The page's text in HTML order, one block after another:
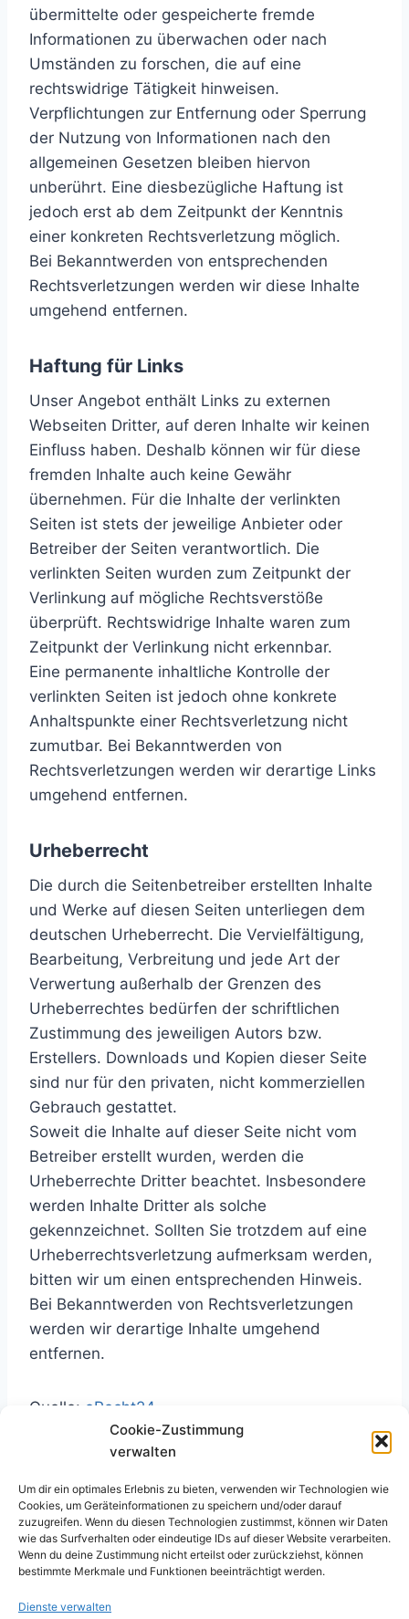
Cookie-Zustimmung
verwalten
Um dir ein optimales Erlebnis zu bieten, verwenden wir Technologien wie
Cookies, um Geräteinformationen zu speichern und/oder darauf
zuzugreifen. Wenn du diesen Technologien zustimmst, können wir Daten
wie das Surfverhalten oder eindeutige IDs auf dieser Website verarbeiten.
Wenn du deine Zustimmung nicht erteilst oder zurückziehst, können
bestimmte Merkmale und Funktionen beeinträchtigt werden.
Dienste verwalten
übermittelte oder gespeicherte fremde
Informationen zu überwachen oder nach
Umständen zu forschen, die auf eine
rechtswidrige Tätigkeit hinweisen.
Verpflichtungen zur Entfernung oder Sperrung
der Nutzung von Informationen nach den
allgemeinen Gesetzen bleiben hiervon
unberührt. Eine diesbezügliche Haftung ist
jedoch erst ab dem Zeitpunkt der Kenntnis
einer konkreten Rechtsverletzung möglich.
Bei Bekanntwerden von entsprechenden
Rechtsverletzungen werden wir diese Inhalte
umgehend entfernen.
Haftung für Links
Unser Angebot enthält Links zu externen
Webseiten Dritter, auf deren Inhalte wir keinen
Einfluss haben. Deshalb können wir für diese
fremden Inhalte auch keine Gewähr
übernehmen. Für die Inhalte der verlinkten
Seiten ist stets der jeweilige Anbieter oder
Betreiber der Seiten verantwortlich. Die
verlinkten Seiten wurden zum Zeitpunkt der
Verlinkung auf mögliche Rechtsverstöße
überprüft. Rechtswidrige Inhalte waren zum
Zeitpunkt der Verlinkung nicht erkennbar.
Eine permanente inhaltliche Kontrolle der
verlinkten Seiten ist jedoch ohne konkrete
Anhaltspunkte einer Rechtsverletzung nicht
zumutbar. Bei Bekanntwerden von
Rechtsverletzungen werden wir derartige Links
umgehend entfernen.
Urheberrecht
Die durch die Seitenbetreiber erstellten Inhalte
und Werke auf diesen Seiten unterliegen dem
deutschen Urheberrecht. Die Vervielfältigung,
Bearbeitung, Verbreitung und jede Art der
Verwertung außerhalb der Grenzen des
Urheberrechtes bedürfen der schriftlichen
Zustimmung des jeweiligen Autors bzw.
Erstellers. Downloads und Kopien dieser Seite
sind nur für den privaten, nicht kommerziellen
Gebrauch gestattet.
Soweit die Inhalte auf dieser Seite nicht vom
Betreiber erstellt wurden, werden die
Urheberrechte Dritter beachtet. Insbesondere
werden Inhalte Dritter als solche
gekennzeichnet. Sollten Sie trotzdem auf eine
Urheberrechtsverletzung aufmerksam werden,
bitten wir um einen entsprechenden Hinweis.
Bei Bekanntwerden von Rechtsverletzungen
werden wir derartige Inhalte umgehend
entfernen.
Quelle: eRecht24
Fotolia, PartySchuss.de CC BY NC ND,
Speakers Exellence,Schug, BFW München,
GSA,Schindlerhof, Lisa Wieser,GSM,ZAP